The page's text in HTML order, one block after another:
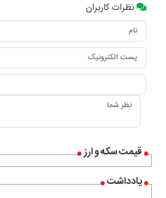
قیمت سکه و ارز
یادداشت
نظرات کاربران